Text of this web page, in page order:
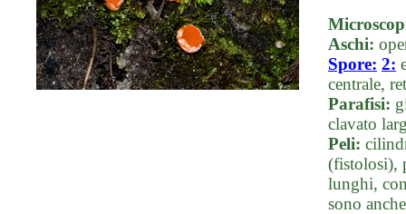
Aschi:
Spore: 2:
centrale,
Parafisi:
clavato
Peli:
(fistolosi),
lunghi,
sono